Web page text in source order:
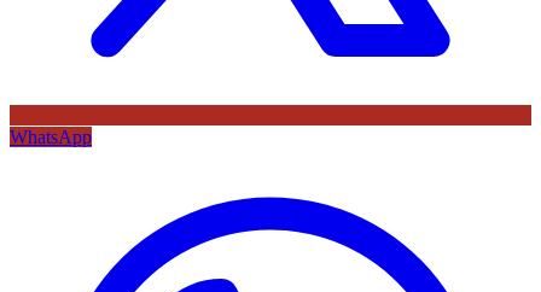
WhatsApp